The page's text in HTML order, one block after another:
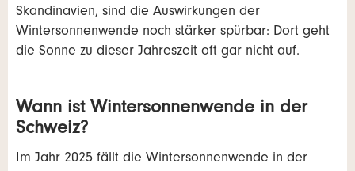
Skandinavien, sind die Auswirkungen der
Wintersonnenwende noch stärker spürbar: Dort geht
die Sonne zu dieser Jahreszeit oft gar nicht auf.
Wann ist Wintersonnenwende in der
Schweiz?
Im Jahr 2025 fällt die Wintersonnenwende in der